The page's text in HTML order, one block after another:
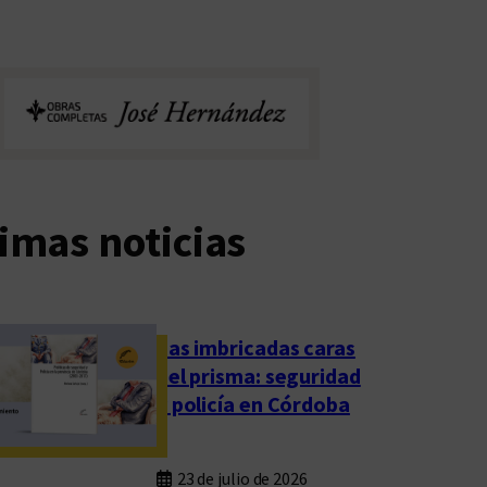
noticias
Las imbricadas caras
del prisma: seguridad
y policía en Córdoba
23 de julio de 2026